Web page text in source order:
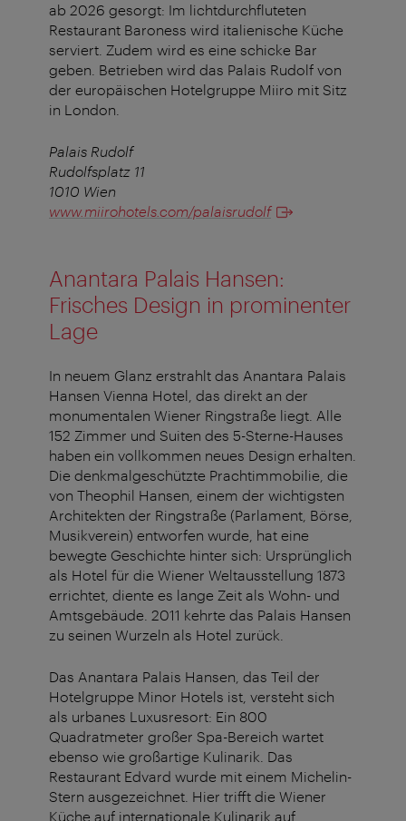
ab 2026 gesorgt: Im lichtdurchfluteten
Restaurant Baroness wird italienische Küche
serviert. Zudem wird es eine schicke Bar
geben. Betrieben wird das Palais Rudolf von
der europäischen Hotelgruppe Miiro mit Sitz
in London.
Palais Rudolf
Rudolfsplatz 11
1010 Wien
www.miirohotels.com/palaisrudolf
Anantara Palais Hansen:
Frisches Design in prominenter
Lage
In neuem Glanz erstrahlt das Anantara Palais
Hansen Vienna Hotel, das direkt an der
monumentalen Wiener Ringstraße liegt. Alle
152 Zimmer und Suiten des 5-Sterne-Hauses
haben ein vollkommen neues Design erhalten.
Die denkmalgeschützte Prachtimmobilie, die
von Theophil Hansen, einem der wichtigsten
Architekten der Ringstraße (Parlament, Börse,
Musikverein) entworfen wurde, hat eine
bewegte Geschichte hinter sich: Ursprünglich
als Hotel für die Wiener Weltausstellung 1873
errichtet, diente es lange Zeit als Wohn- und
Amtsgebäude. 2011 kehrte das Palais Hansen
zu seinen Wurzeln als Hotel zurück.
Das Anantara Palais Hansen, das Teil der
Hotelgruppe Minor Hotels ist, versteht sich
als urbanes Luxusresort: Ein 800
Quadratmeter großer Spa-Bereich wartet
ebenso wie großartige Kulinarik. Das
Restaurant Edvard wurde mit einem Michelin-
Stern ausgezeichnet. Hier trifft die Wiener
Küche auf internationale Kulinarik auf